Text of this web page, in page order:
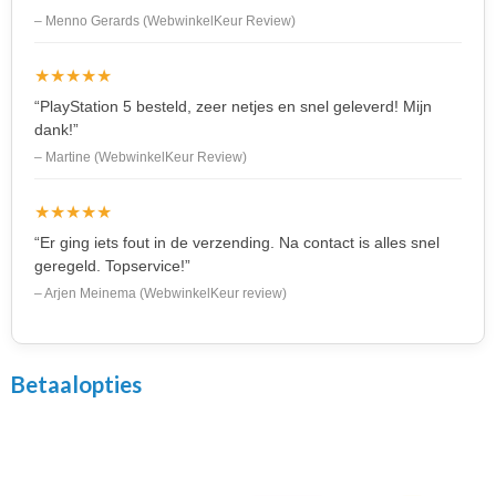
– Menno Gerards (WebwinkelKeur Review)
★★★★★
“PlayStation 5 besteld, zeer netjes en snel geleverd! Mijn
dank!”
– Martine (WebwinkelKeur Review)
★★★★★
“Er ging iets fout in de verzending. Na contact is alles snel
geregeld. Topservice!”
– Arjen Meinema (WebwinkelKeur review)
Betaalopties